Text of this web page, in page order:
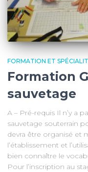
FORMATION ET
Formation
sauvetage
A – Pré-requis Il n’y a
sauvetage souterrain
devra être organisé et
l’établissement et
bien connaître le
Pour l’inscription au